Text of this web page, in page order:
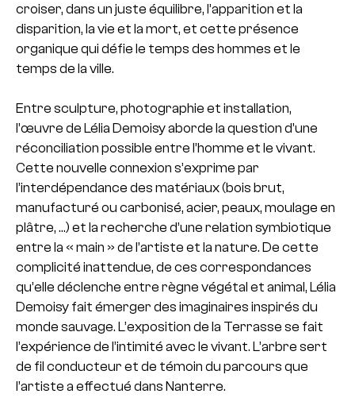
croiser, dans un juste équilibre, l’apparition et la
disparition, la vie et la mort, et cette présence
organique qui défie le temps des hommes et le
temps de la ville.
Entre sculpture, photographie et installation,
l’œuvre de Lélia Demoisy aborde la question d’une
réconciliation possible entre l’homme et le vivant.
Cette nouvelle connexion s’exprime par
l’interdépendance des matériaux (bois brut,
manufacturé ou carbonisé, acier, peaux, moulage en
plâtre, …) et la recherche d’une relation symbiotique
entre la « main » de l’artiste et la nature. De cette
complicité inattendue, de ces correspondances
qu’elle déclenche entre règne végétal et animal, Lélia
Demoisy fait émerger des imaginaires inspirés du
monde sauvage. L’exposition de la Terrasse se fait
l’expérience de l’intimité avec le vivant. L’arbre sert
de fil conducteur et de témoin du parcours que
l’artiste a effectué dans Nanterre.